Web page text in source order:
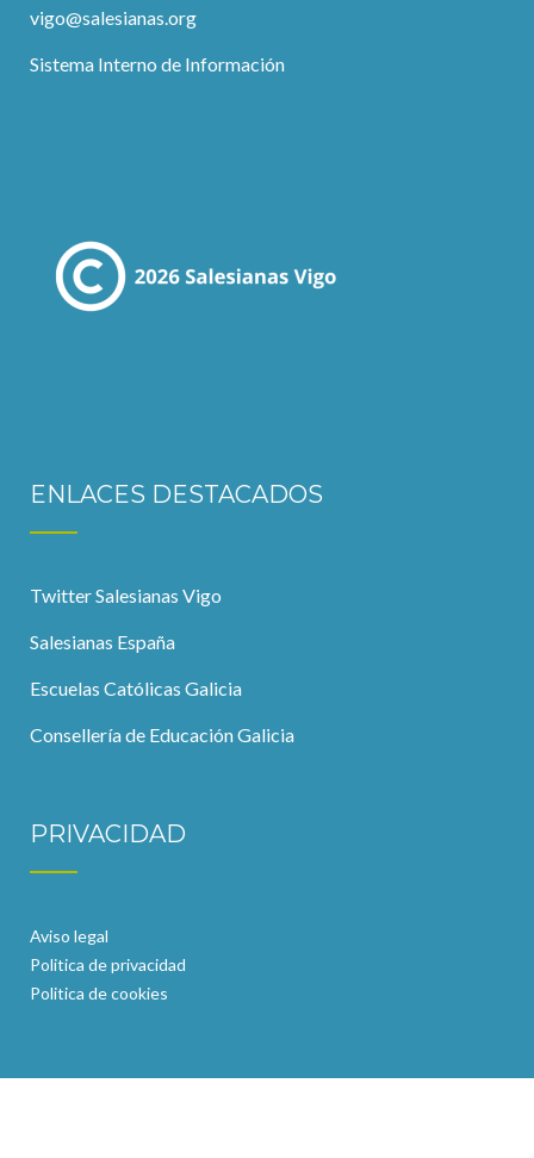
vigo@salesianas.org
Sistema Interno de Información
ENLACES DESTACADOS
Twitter Salesianas Vigo
Salesianas España
Escuelas Católicas Galicia
Consellería de Educación Galicia
PRIVACIDAD
Aviso legal
Politica de privacidad
Politica de cookies